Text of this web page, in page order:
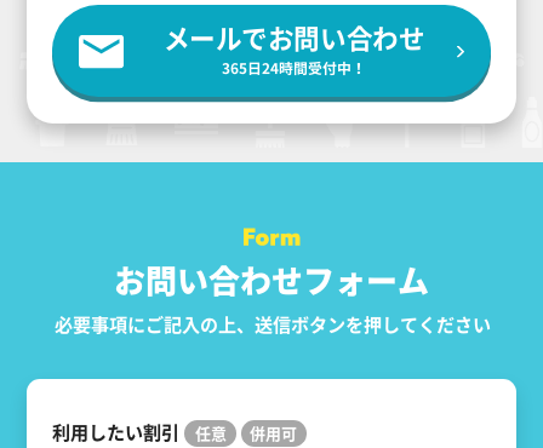
メールでお問い合わせ
365日24時間受付中！
お問い合わせフォーム
必要事項にご記入の上、送信ボタンを押してください
利用したい割引